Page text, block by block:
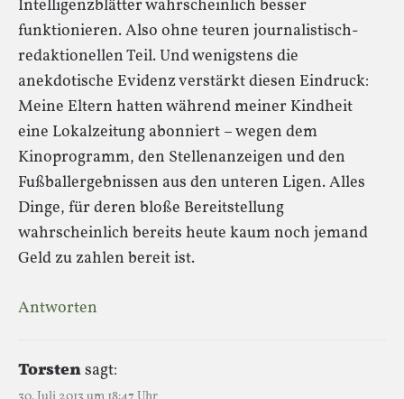
Intelligenzblätter wahrscheinlich besser
funktionieren. Also ohne teuren journalistisch-
redaktionellen Teil. Und wenigstens die
anekdotische Evidenz verstärkt diesen Eindruck:
Meine Eltern hatten während meiner Kindheit
eine Lokalzeitung abonniert – wegen dem
Kinoprogramm, den Stellenanzeigen und den
Fußballergebnissen aus den unteren Ligen. Alles
Dinge, für deren bloße Bereitstellung
wahrscheinlich bereits heute kaum noch jemand
Geld zu zahlen bereit ist.
Antworten
Torstensagt: